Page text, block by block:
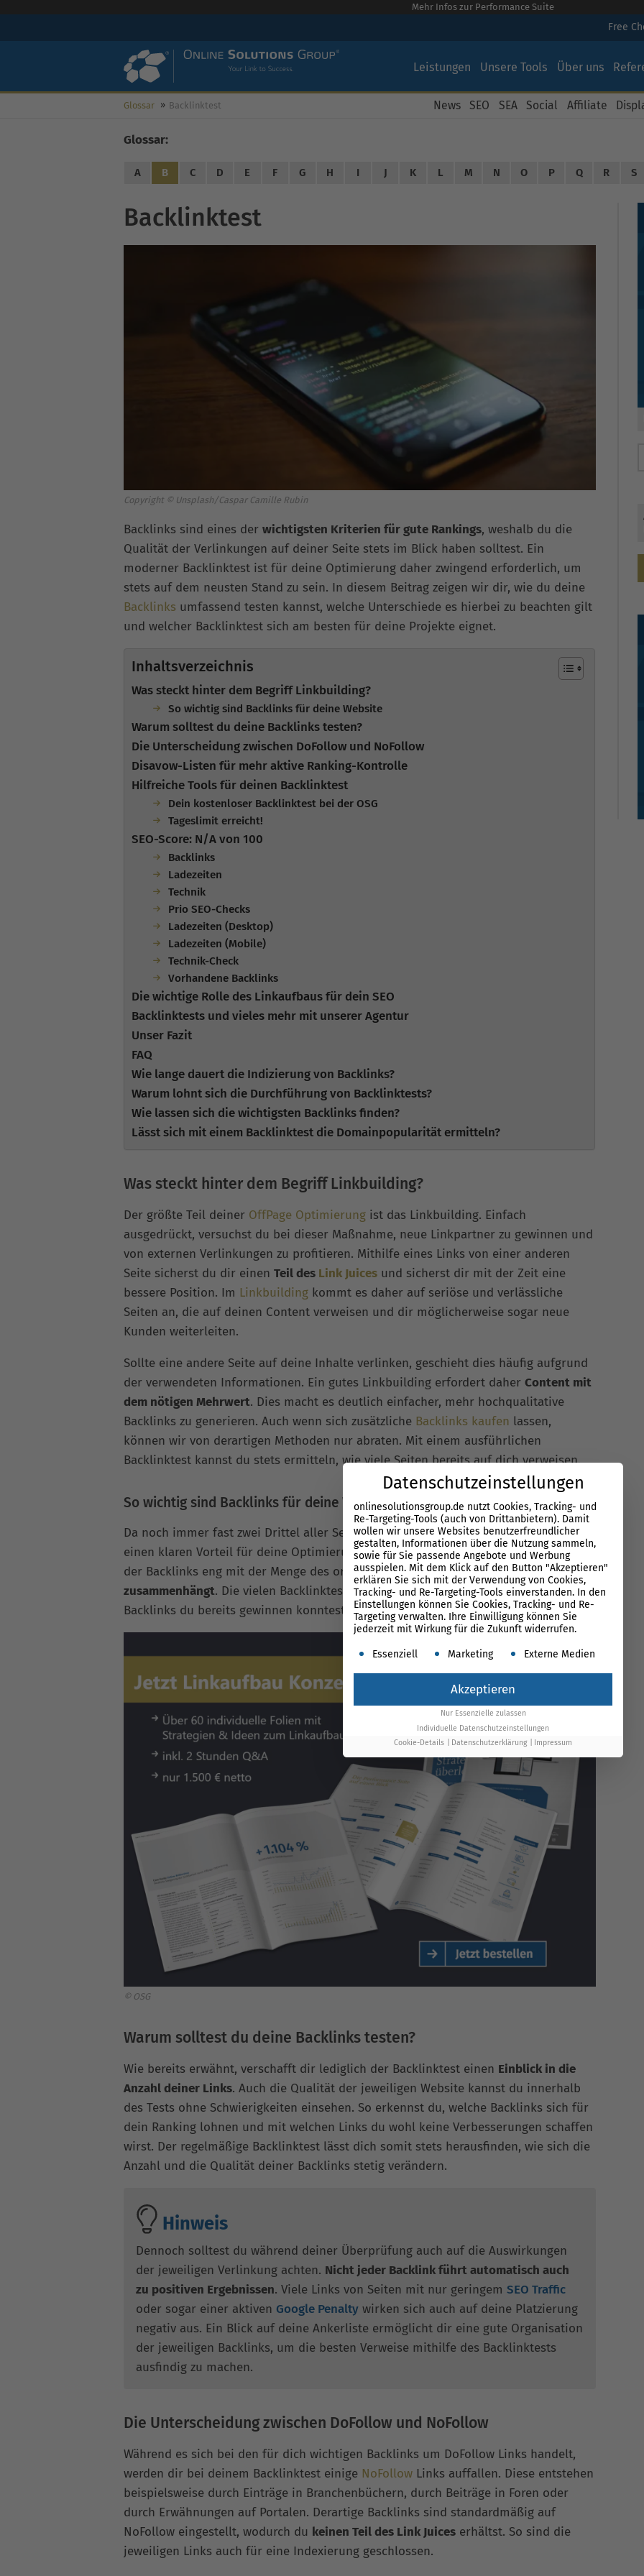
Mehr Infos zur Performance Suite
Free
Leistungen Unsere Tools Über uns
Glossar Backlinktest News SEO SEA Social Affiliate
Glossar:
A B C D E F G H I J K L M N O P Q R S
Backlinktest
Copyright © Unsplash/Caspar Camille Rubin
Backlinks sind eines der wichtigsten Kriterien für gute Rankings, weshalb du die
Qualität der Verlinkungen auf deiner Seite stets im Blick haben solltest. Ein
moderner Backlinktest ist für deine Optimierung daher zwingend erforderlich, um
stets auf dem neusten Stand zu sein. In diesem Beitrag zeigen wir dir, wie du deine
Backlinks umfassend testen kannst, welche Unterschiede es hierbei zu beachten gilt
und welcher Backlinktest sich am besten für deine Projekte eignet.
Inhaltsverzeichnis
Was steckt hinter dem Begriff Linkbuilding?
So wichtig sind Backlinks für deine Website
Warum solltest du deine Backlinks testen?
Die Unterscheidung zwischen DoFollow und NoFollow
Disavow-Listen für mehr aktive Ranking-Kontrolle
Hilfreiche Tools für deinen Backlinktest
Dein kostenloser Backlinktest bei der OSG
Tageslimit erreicht!
SEO-Score: N/A von 100
Backlinks
Ladezeiten
Technik
Prio SEO-Checks
Ladezeiten (Desktop)
Ladezeiten (Mobile)
Technik-Check
Vorhandene Backlinks
Die wichtige Rolle des Linkaufbaus für dein SEO
Backlinktests und vieles mehr mit unserer Agentur
Unser Fazit
FAQ
Wie lange dauert die Indizierung von Backlinks?
Warum lohnt sich die Durchführung von Backlinktests?
Wie lassen sich die wichtigsten Backlinks finden?
Lässt sich mit einem Backlinktest die Domainpopularität ermitteln?
Was steckt hinter dem Begriff Linkbuilding?
Der größte Teil deiner OffPage Optimierung ist das Linkbuilding. Einfach
ausgedrückt, versuchst du bei dieser Maßnahme, neue Linkpartner zu gewinnen und
von externen Verlinkungen zu profitieren. Mithilfe eines Links von einer anderen
Seite sicherst du dir einen Teil des Link Juices und sicherst dir mit der Zeit eine
bessere Position. Im Linkbuilding kommt es daher auf seriöse und verlässliche
Seiten an, die auf deinen Content verweisen und dir möglicherweise sogar neue
Kunden weiterleiten.
Sollte eine andere Seite auf deine Inhalte verlinken, geschieht dies häufig aufgrund
der verwendeten Informationen. Ein gutes Linkbuilding erfordert daher Content mit
dem nötigen Mehrwert. Dies macht es deutlich einfacher, mehr hochqualitative
Backlinks zu generieren. Auch wenn sich zusätzliche Backlinks kaufen lassen,
können wir von derartigen Methoden nur abraten. Mit einem ausführlichen
Backlinktest kannst du stets ermitteln, wie viele Seiten bereits auf dich verweisen.
So wichtig sind Backlinks für deine Website
Da noch immer fast zwei Drittel aller Seiten keine Backlinks haben, bieten sie dir
einen klaren Vorteil für deine Optimierung. Grundsätzlich gilt daher, dass die Anzahl
der Backlinks eng mit der Menge des organischen Traffics auf Google
zusammenhängt. Die vielen Backlinktests lassen dich überprüfen, wie viele
Backlinks du bereits gewinnen konntest.
© OSG
Warum solltest du deine Backlinks testen?
Wie bereits erwähnt, verschafft dir lediglich der Backlinktest einen Einblick in die
Anzahl deiner Links. Auch die Qualität der jeweiligen Website kannst du innerhalb
des Tests ohne Schwierigkeiten einsehen. So erkennst du, welche Backlinks sich für
dein Ranking lohnen und mit welchen Links du wohl keine Verbesserungen schaffen
wirst. Der regelmäßige Backlinktest lässt dich somit stets herausfinden, wie sich die
Anzahl und die Qualität deiner Backlinks stetig verändern.
Hinweis
Dennoch solltest du während deiner Überprüfung auch auf die Auswirkungen
der jeweiligen Verlinkung achten. Nicht jeder Backlink führt automatisch auch
zu positiven Ergebnissen. Viele Links von Seiten mit nur geringem SEO Traffic
oder sogar einer aktiven Google Penalty wirken sich auch auf deine Platzierung
negativ aus. Ein Blick auf deine Ankerliste ermöglicht dir eine gute Organisation
der jeweiligen Backlinks, um die besten Verweise mithilfe des Backlinktests
ausfindig zu machen.
Die Unterscheidung zwischen DoFollow und NoFollow
Während es sich bei den für dich wichtigen Backlinks um DoFollow Links handelt,
werden dir bei deinem Backlinktest einige NoFollow Links auffallen. Diese entstehen
beispielsweise durch Einträge in Branchenbüchern, durch Beiträge in Foren oder
durch Erwähnungen auf Portalen. Derartige Backlinks sind standardmäßig auf
NoFollow eingestellt, wodurch du keinen Teil des Link Juices erhältst. So sind die
jeweiligen Links auch für eine Indexierung geschlossen.
Datenschutzeinstellungen
onlinesolutionsgroup.de nutzt Cookies, Tracking- und
Re-Targeting-Tools (auch von Drittanbietern). Damit
wollen wir unsere Websites benutzerfreundlicher
gestalten, Informationen über die Nutzung sammeln,
sowie für Sie passende Angebote und Werbung
ausspielen. Mit dem Klick auf den Button "Akzeptieren"
erklären Sie sich mit der Verwendung von Cookies,
Tracking- und Re-Targeting-Tools einverstanden. In den
Einstellungen können Sie Cookies, Tracking- und Re-
Targeting verwalten. Ihre Einwilligung können Sie
jederzeit mit Wirkung für die Zukunft widerrufen.
Es folgt eine Liste der Service-Gruppen, für die
Essenziell Marketing Externe Medien
Akzeptieren
Nur Essenzielle zulassen
Individuelle Datenschutzeinstellungen
Cookie-Details
Datenschutzerklärung Impressum